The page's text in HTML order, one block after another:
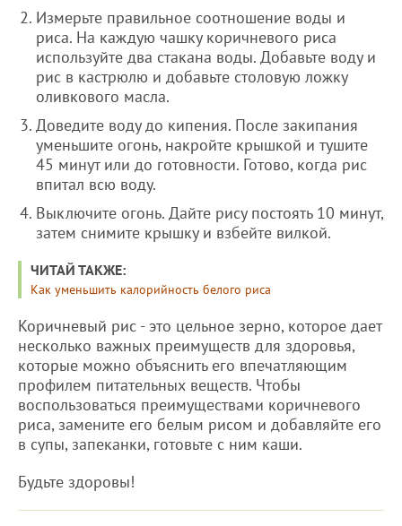
Измерьте правильное соотношение воды и
риса. На каждую чашку коричневого риса
используйте два стакана воды. Добавьте воду и
рис в кастрюлю и добавьте столовую ложку
оливкового масла.
Доведите воду до кипения. После закипания
уменьшите огонь, накройте крышкой и тушите
45 минут или до готовности. Готово, когда рис
впитал всю воду.
Выключите огонь. Дайте рису постоять 10 минут,
затем снимите крышку и взбейте вилкой.
ЧИТАЙ ТАКЖЕ:
Как уменьшить калорийность белого риса
Коричневый рис - это цельное зерно, которое дает
несколько важных преимуществ для здоровья,
которые можно объяснить его впечатляющим
профилем питательных веществ. Чтобы
воспользоваться преимуществами коричневого
риса, замените его белым рисом и добавляйте его
в супы, запеканки, готовьте с ним каши.
Будьте здоровы!